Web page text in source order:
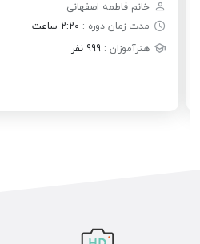
خانم فاطمه اصفهانی
مدت زمان دوره : 2:20 ساعت
هنرآموزان : 999 نفر